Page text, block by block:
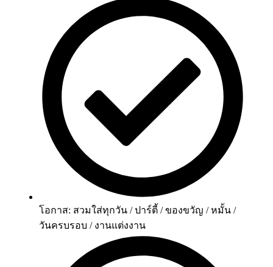
โอกาส: สวมใส่ทุกวัน / ปาร์ตี้ / ของขวัญ / หมั้น /
วันครบรอบ / งานแต่งงาน